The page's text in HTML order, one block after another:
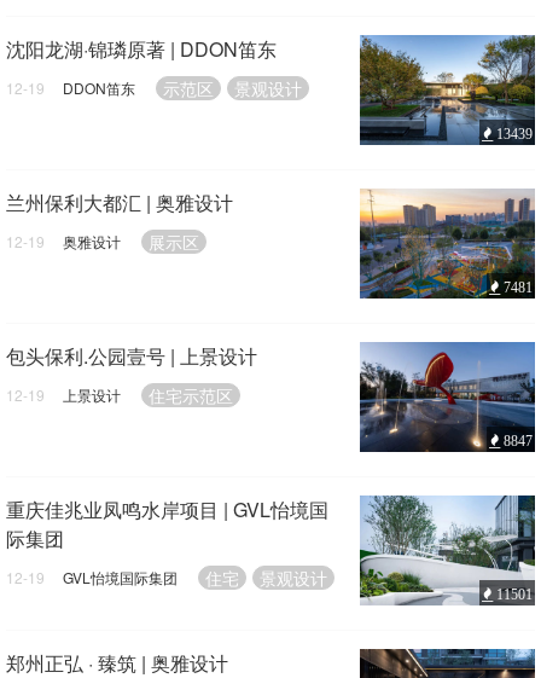
沈阳龙湖·锦璘原著 | DDON笛东
12-19 DDON笛东 示范区 景观设计
13439
兰州保利大都汇 | 奥雅设计
12-19 奥雅设计 展示区
7481
包头保利.公园壹号 | 上景设计
12-19 上景设计 住宅示范区
8847
重庆佳兆业凤鸣水岸项目 | GVL怡境国
际集团
12-19 GVL怡境国际集团 住宅 景观设计
11501
郑州正弘 · 臻筑 | 奥雅设计